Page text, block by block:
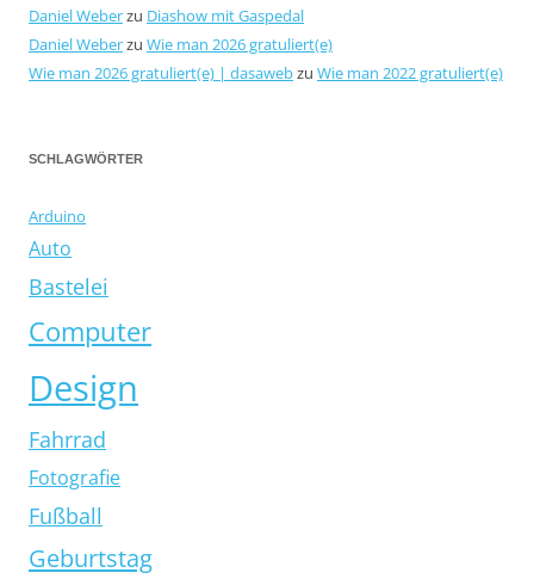
Daniel Weberzu Diashow mit Gaspedal
Daniel Weberzu Wie man 2026 gratuliert(e)
Wie man 2026 gratuliert(e) | dasawebzu Wie man 2022 gratuliert(e)
SCHLAGWÖRTER
Arduino
Auto
Bastelei
Computer
Design
Fahrrad
Fotografie
Fußball
Geburtstag